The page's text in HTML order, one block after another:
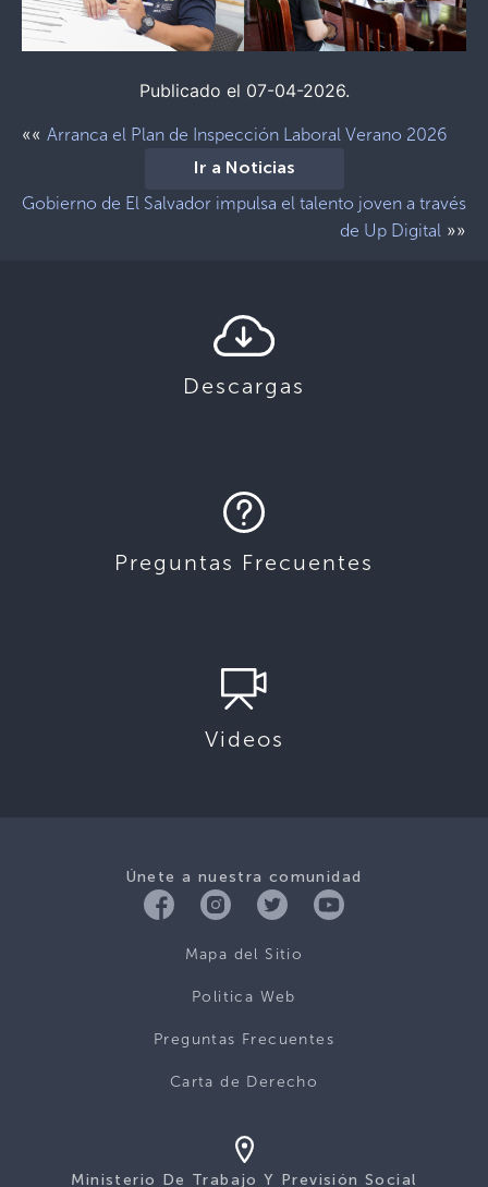
Publicado el 07-04-2026.
«« Arranca el Plan de Inspección Laboral Verano 2026
Ir a Noticias
Gobierno de El Salvador impulsa el talento joven a través
de Up Digital »»
Descargas
Preguntas Frecuentes
Videos
Únete a nuestra comunidad
Mapa del Sitio
Politica Web
Preguntas Frecuentes
Carta de Derecho
Ministerio De Trabajo Y Previsión Social